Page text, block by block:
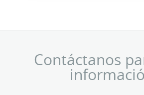
Contáctanos